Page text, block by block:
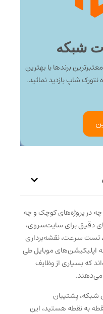
شبکه
برندها با بهترین
شاپ بازدید نمائید.
در پروژه‌های کوچک و چه
دقیق برای سایت‌سروی،
تست سرعت، نقشه‌برداری
موبایل طی
که بسیاری از وظایف
می‌دهند.
شبکه، پشتیبان
به نقطه هستید، این